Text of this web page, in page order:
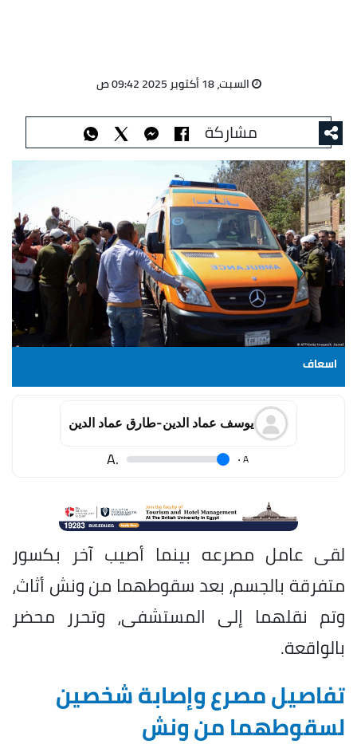
السبت، 18 أكتوبر 2025 09:42 ص
مشاركة
اسعاف
يوسف عماد الدين-طارق عماد الدين
A
.
.A
لقى عامل مصرعه بينما أصيب آخر بكسور
متفرقة بالجسم، بعد سقوطهما من ونش أثاث،
وتم نقلهما إلى المستشفى، وتحرر محضر
بالواقعة.
تفاصيل مصرع وإصابة شخصين
لسقوطهما من ونش